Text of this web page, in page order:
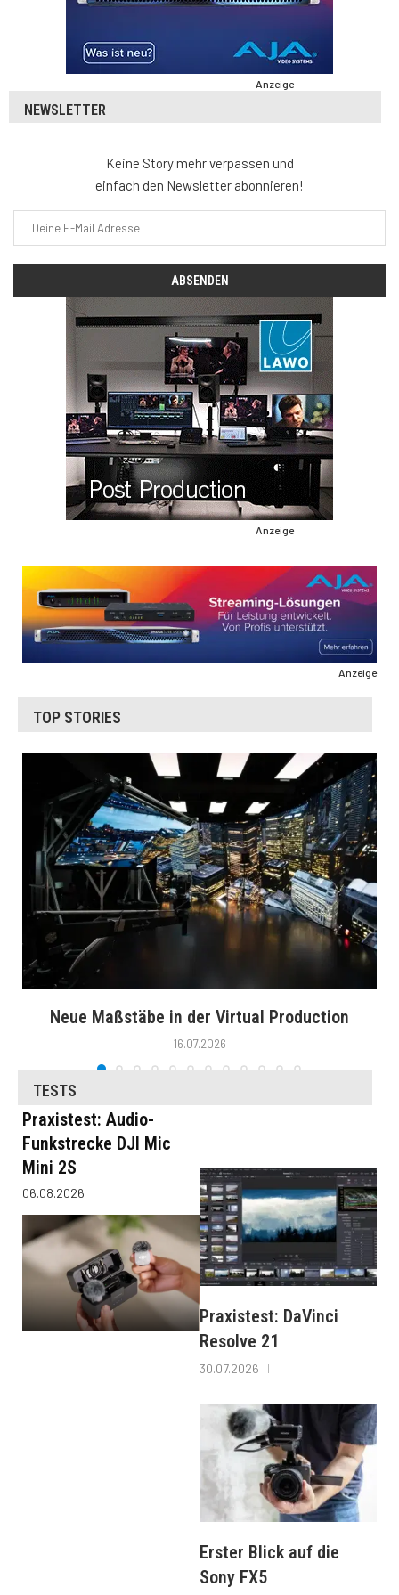
Anzeige
NEWSLETTER
Keine Story mehr verpassen und
einfach den Newsletter abonnieren!
Anzeige
Anzeige
TOP STORIES
Neue Maßstäbe in der Virtual Production
16.07.2026
TESTS
Praxistest: Audio-
Funkstrecke DJI Mic
Mini 2S
06.08.2026
Praxistest: DaVinci
Resolve 21
30.07.2026
Erster Blick auf die
Sony FX5